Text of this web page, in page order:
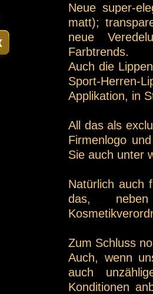
Neue super-
matt);
neue
Farbtrends.
Auch die
Sport-Herren-
Applikation, in
All das als
Firmenlogo
Sie auch unter
Natürlich auch
das,
Zum Schluss
Auch, wenn
auch
Konditionen